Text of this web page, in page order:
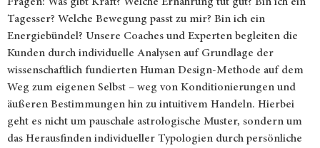
Fragen: Was gibt Kraft? Welche Ernährung tut gut? Bin ich ein
Tagesser? Welche Bewegung passt zu mir? Bin ich ein
Energiebündel? Unsere Coaches und Experten begleiten die
Kunden durch individuelle Analysen auf Grundlage der
wissenschaftlich fundierten Human Design-Methode auf dem
Weg zum eigenen Selbst – weg von Konditionierungen und
äußeren Bestimmungen hin zu intuitivem Handeln. Hierbei
geht es nicht um pauschale astrologische Muster, sondern um
das Herausfinden individueller Typologien durch persönliche